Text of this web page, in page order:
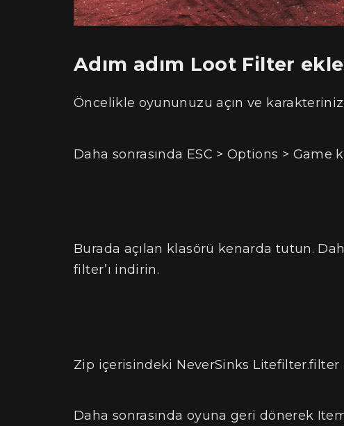
Adım adım Loot Filter
Öncelikle oyununuzu açın ve
Daha sonrasında ESC > Options > Game
Burada açılan klasörü kenarda tutun.
filter’ı indirin.
Zip içerisindeki NeverSinks Litefilter.filter
Daha sonrasında oyuna geri dönerek